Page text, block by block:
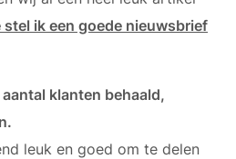
stel ik een goede nieuwsbrief
klanten behaald,
leuk en goed om te delen